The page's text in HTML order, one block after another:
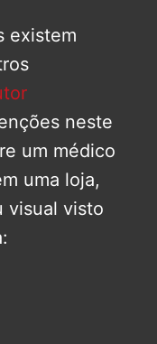
existem
neste
um médico
uma loja,
visual visto